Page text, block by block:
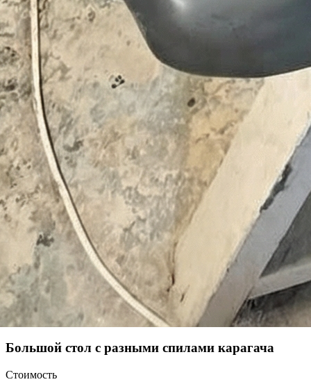
Большой стол с разными спилами карагача
Стоимость